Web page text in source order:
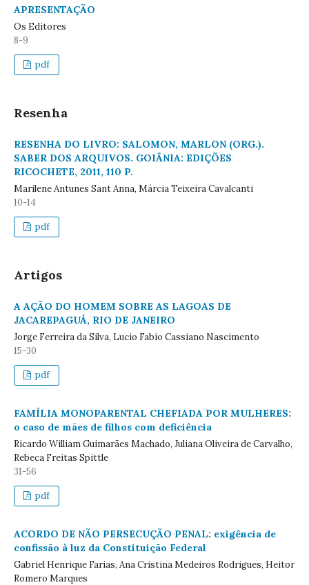
APRESENTAÇÃO
Os Editores
8-9
pdf
Resenha
RESENHA DO LIVRO: SALOMON, MARLON (ORG.).
SABER DOS ARQUIVOS. GOIÂNIA: EDIÇÕES
RICOCHETE, 2011, 110 P.
Marilene Antunes Sant Anna, Márcia Teixeira Cavalcanti
10-14
pdf
Artigos
A AÇÃO DO HOMEM SOBRE AS LAGOAS DE
JACAREPAGUÁ, RIO DE JANEIRO
Jorge Ferreira da Silva, Lucio Fabio Cassiano Nascimento
15-30
pdf
FAMÍLIA MONOPARENTAL CHEFIADA POR MULHERES:
o caso de mães de filhos com deficiência
Ricardo William Guimarães Machado, Juliana Oliveira de Carvalho,
Rebeca Freitas Spittle
31-56
pdf
ACORDO DE NÃO PERSECUÇÃO PENAL: exigência de
confissão à luz da Constituição Federal
Gabriel Henrique Farias, Ana Cristina Medeiros Rodrigues, Heitor
Romero Marques